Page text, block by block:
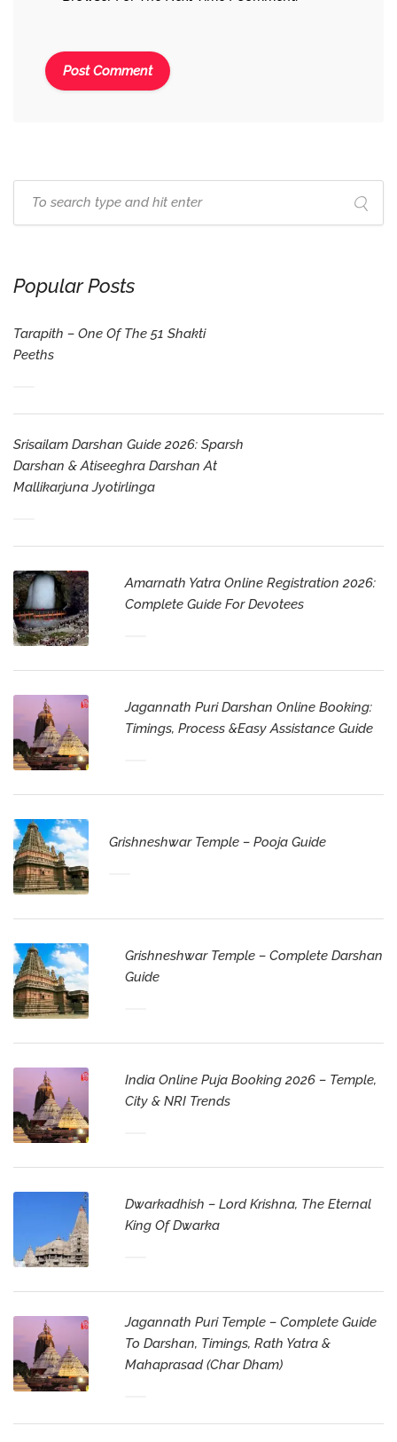
Popular Posts
Tarapith – One Of The 51 Shakti
Peeths
Srisailam Darshan Guide 2026: Sparsh
Darshan & Atiseeghra Darshan At
Mallikarjuna Jyotirlinga
Amarnath Yatra Online Registration 2026:
Complete Guide For Devotees
Jagannath Puri Darshan Online Booking:
Timings, Process &Easy Assistance Guide
Grishneshwar Temple – Pooja Guide
Grishneshwar Temple – Complete Darshan
Guide
India Online Puja Booking 2026 – Temple,
City & NRI Trends
Dwarkadhish – Lord Krishna, The Eternal
King Of Dwarka
Jagannath Puri Temple – Complete Guide
To Darshan, Timings, Rath Yatra &
Mahaprasad (Char Dham)